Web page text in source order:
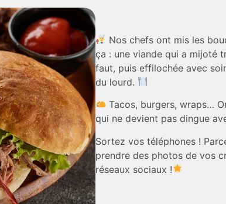
Nos chefs ont mis les
ça : une viande qui a mijoté
faut, puis effilochée avec
du lourd.
Tacos, burgers, wraps…
qui ne devient pas dingue
Sortez vos téléphones !
prendre des photos de vos
réseaux sociaux !